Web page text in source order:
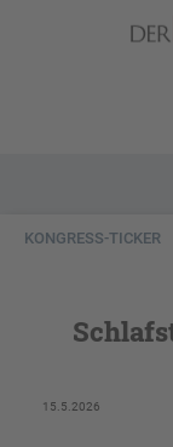
KONGRESS-TICKER
15.5.2026